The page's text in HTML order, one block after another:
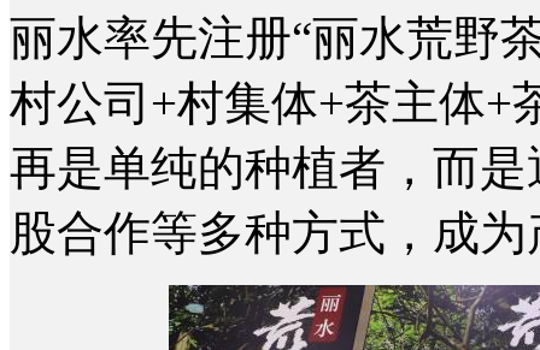
丽水率先注册“丽水荒野
村公司+村集体+茶主体+
再是单纯的种植者，而
股合作等多种方式，成